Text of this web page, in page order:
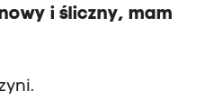
i śliczny, mam